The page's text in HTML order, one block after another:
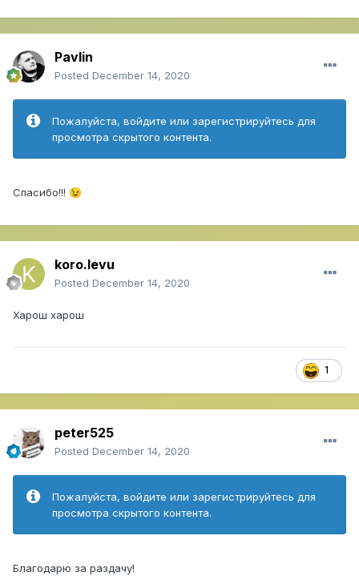
Pavlin
Posted December 14, 2020
Пожалуйста, войдите или зарегистрируйтесь для
просмотра скрытого контента.
Спасибо!!! 😉
koro.levu
Posted December 14, 2020
Харош харош
1
peter525
Posted December 14, 2020
Пожалуйста, войдите или зарегистрируйтесь для
просмотра скрытого контента.
Благодарю за раздачу!